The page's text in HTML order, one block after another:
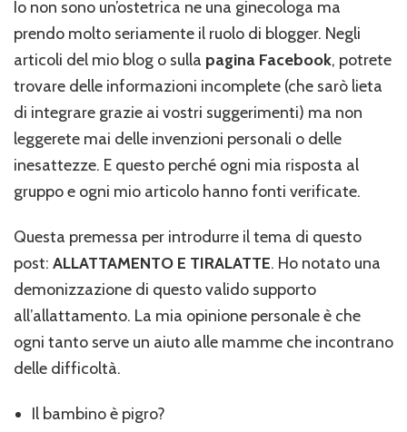
Io non sono un’ostetrica ne una ginecologa ma
prendo molto seriamente il ruolo di blogger. Negli
articoli del mio blog o sulla pagina Facebook, potrete
trovare delle informazioni incomplete (che sarò lieta
di integrare grazie ai vostri suggerimenti) ma non
leggerete mai delle invenzioni personali o delle
inesattezze. E questo perché ogni mia risposta al
gruppo e ogni mio articolo hanno fonti verificate.
Questa premessa per introdurre il tema di questo
post: ALLATTAMENTO E TIRALATTE. Ho notato una
demonizzazione di questo valido supporto
all’allattamento. La mia opinione personale è che
ogni tanto serve un aiuto alle mamme che incontrano
delle difficoltà.
Il bambino è pigro?